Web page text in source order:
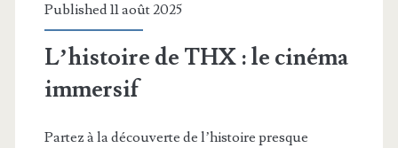
Published 11 août 2025
L’histoire de THX : le cinéma
immersif
Partez à la découverte de l’histoire presque